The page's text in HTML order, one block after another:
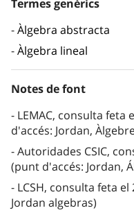
Termes genèrics
Àlgebra abstracta
Àlgebra lineal
Notes de font
LEMAC, consulta feta
d'accés: Jordan,
Autoridades CSIC,
(punt d'accés: Jordan,
LCSH, consulta feta
Jordan algebras)